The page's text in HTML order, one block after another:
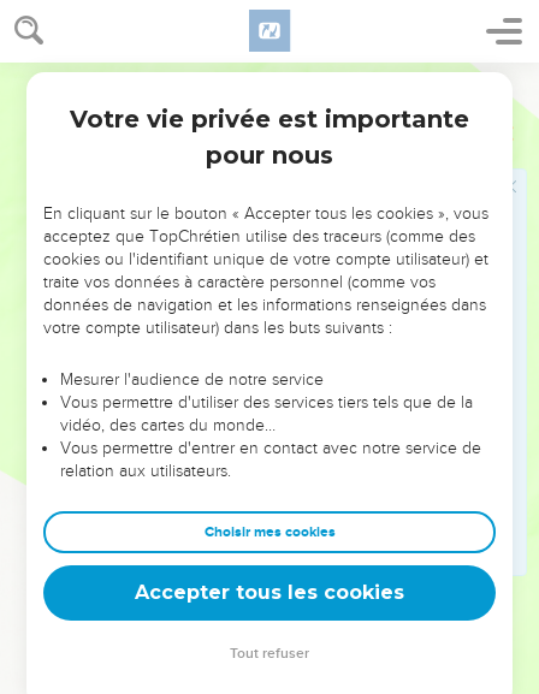
Josué 6
Josué laisse la vie à Rahab
22
« Entrez dans la maison de la femme prostituée et faites-en
sortir cette femme et tous les siens, comme vous le lui avez
Les jeunes espions entrèrent chez Rahab et en firent sortir
Rahab, son père, sa mère, ses frères et tous les siens. Ils
firent sortir tous les membres de sa famille et les installèrent
en lieu sûr, à l’extérieur du camp d'Israël.
Ils brûlèrent la ville et tout ce qui s'y trouvait. Toutefois, ils
tous les objets en bronze et en fer.
Josué laissa la vie à Rahab la prostituée, à sa famille et à
tous les siens. Elle a habité au milieu d'Israël jusqu'à
aujourd’hui, parce qu'elle avait caché les messagers que
Josué avait envoyés pour explorer Jéricho.
Ce fut alors que Josué jura : « Maudit soit devant l'Eternel
l'homme qui se lèvera pour reconstruire cette ville de
Jéricho ! Il en jettera les fondations au prix de son fils aîné et
Votre vie privée est importante
pour nous
En cliquant sur le bouton « Accepter tous les cookies », vous
acceptez que TopChrétien utilise des traceurs (comme des
cookies ou l'identifiant unique de votre compte utilisateur) et
traite vos données à caractère personnel (comme vos
données de navigation et les informations renseignées dans
votre compte utilisateur) dans les buts suivants :
Mesurer l'audience de notre service
Vous permettre d'utiliser des services tiers tels que de la
vidéo, des cartes du monde…
Vous permettre d'entrer en contact avec notre service de
relation aux utilisateurs.
Choisir mes cookies
Accepter tous les cookies
Tout refuser